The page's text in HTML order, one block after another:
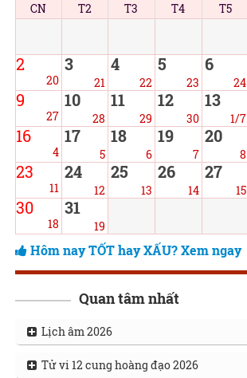
CN T2 T3 T4 T5
2
20
3
21
4
22
5
23
6
24
9
27
10
28
11
29
12
30
13
1/7
16
4
17
5
18
6
19
7
20
8
23
11
24
12
25
13
26
14
27
15
30
18
31
19
Hôm nay TỐT hay XẤU? Xem ngay
Quan tâm nhất
Lịch âm 2026
Tử vi 12 cung hoàng đạo 2026